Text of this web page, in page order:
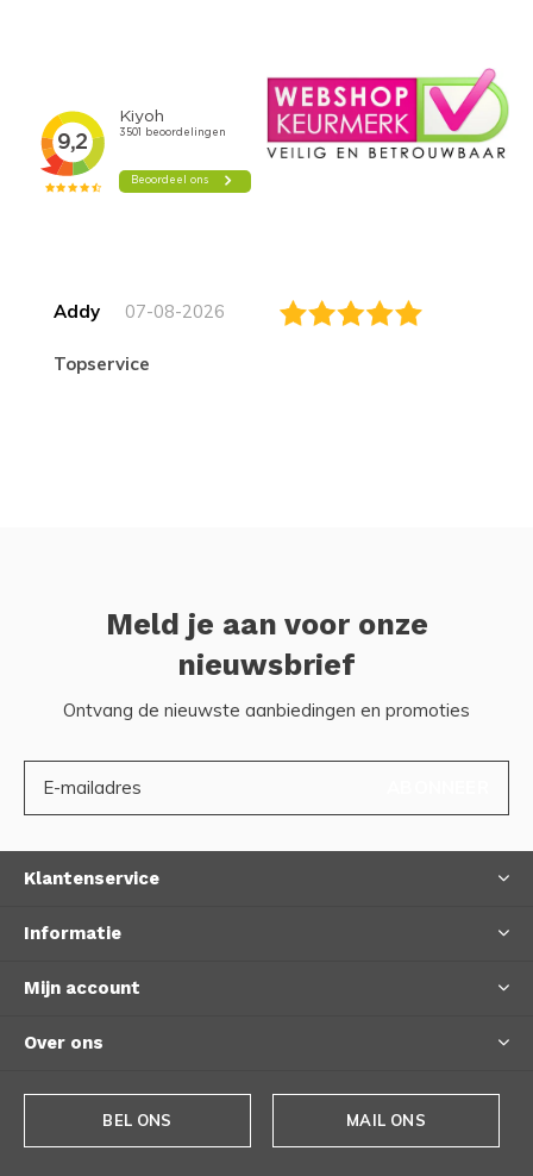
Addy 07-08-2026
topservice
Meld je aan voor onze
nieuwsbrief
Ontvang de nieuwste aanbiedingen en promoties
Klantenservice
Informatie
Mijn account
Over ons
BEL ONS MAIL ONS